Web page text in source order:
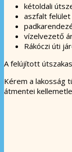
kétoldali
aszfalt
vízelvezető
Rákóczi úti
A felújított
Kérem a lakosság
átmentei